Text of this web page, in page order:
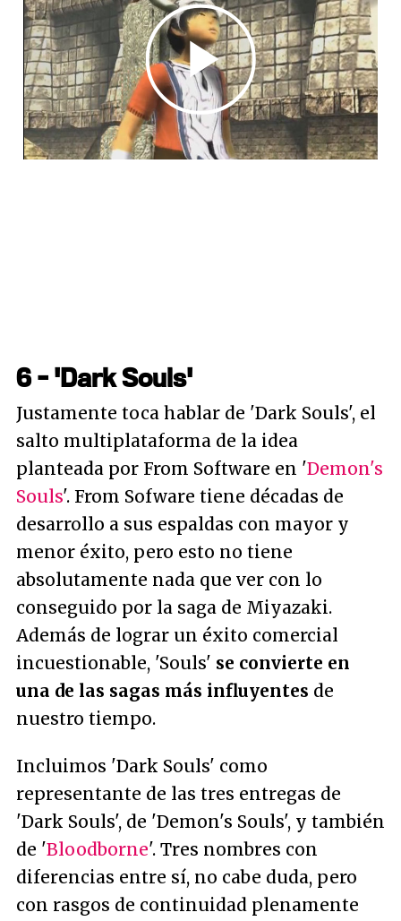
6 - 'Dark Souls'
Justamente toca hablar de 'Dark Souls', el
salto multiplataforma de la idea
planteada por From Software en 'Demon's
Souls'. From Sofware tiene décadas de
desarrollo a sus espaldas con mayor y
menor éxito, pero esto no tiene
absolutamente nada que ver con lo
conseguido por la saga de Miyazaki.
Además de lograr un éxito comercial
incuestionable, 'Souls' se convierte en
una de las sagas más influyentes de
nuestro tiempo.
Incluimos 'Dark Souls' como
representante de las tres entregas de
'Dark Souls', de 'Demon's Souls', y también
de 'Bloodborne'. Tres nombres con
diferencias entre sí, no cabe duda, pero
con rasgos de continuidad plenamente